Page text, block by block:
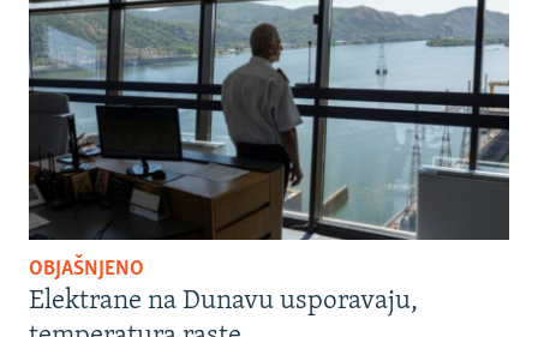
OBJAŠNJENO
Elektrane na Dunavu usporavaju,